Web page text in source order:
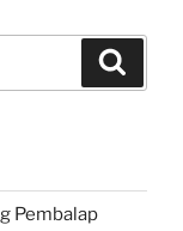
Pembalap